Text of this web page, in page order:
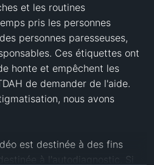
et les routines
pris les personnes
personnes paresseuses,
Ces étiquettes ont
honte et empêchent les
de demander de l'aide.
nous avons
est destinée à des fins
à l'autodiagnostic. Si